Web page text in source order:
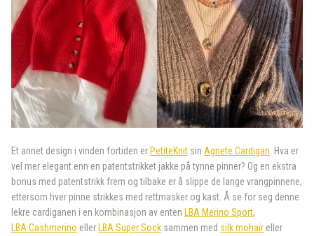
Et annet design i vinden fortiden er PetiteKnit sin Agnete Cardigan . Hva er
vel mer elegant enn en patentstrikket jakke på tynne pinner? Og en ekstra
bonus med patentstrikk frem og tilbake er å slippe de lange vrangpinnene,
ettersom hver pinne strikkes med rettmasker og kast. Å se for seg denne
lekre cardiganen i en kombinasjon av enten LBA Merino Sport,
LBA Cashmerino eller LBA Super Sock sammen med silk mohair eller